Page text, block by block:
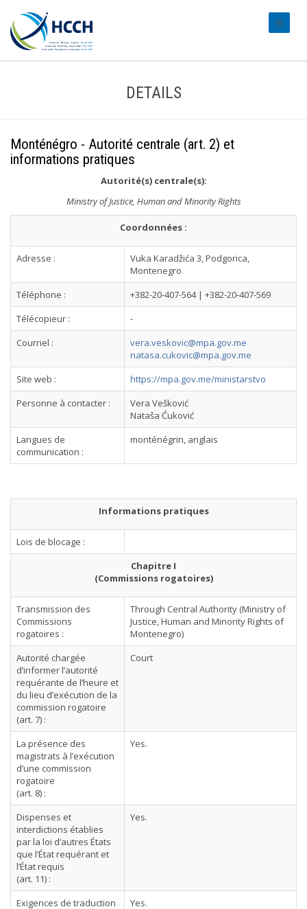
DETAILS
Monténégro - Autorité centrale (art. 2) et
informations pratiques
Autorité(s) centrale(s):
Ministry of Justice, Human and Minority Rights
Coordonnées :
Adresse :
Vuka Karadžića 3, Podgorica,
Montenegro
Téléphone :
+382-20-407-564 | +382-20-407-569
Télécopieur :
-
Courriel :
vera.veskovic@mpa.gov.me
natasa.cukovic@mpa.gov.me
Site web :
https://mpa.gov.me/ministarstvo
Personne à contacter :
Vera Vešković
Nataša Ćuković
Langues de
communication :
monténégrin, anglais
Informations pratiques
Lois de blocage :
Chapitre I
(Commissions rogatoires)
Transmission des
Commissions
rogatoires :
Through Central Authority (Ministry of
Justice, Human and Minority Rights of
Montenegro)
Autorité chargée
d’informer l’autorité
requérante de l’heure et
du lieu d’exécution de la
commission rogatoire
(art. 7) :
Court
La présence des
magistrats à l’exécution
d’une commission
rogatoire
(art. 8) :
Yes.
Dispenses et
interdictions établies
par la loi d’autres États
que l’État requérant et
l’État requis
(art. 11) :
Yes.
Exigences de traduction
Yes.